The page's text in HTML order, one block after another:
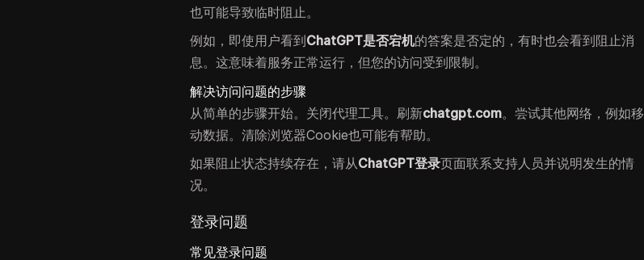
也可能导致临时阻止。
例如，即使用户看到ChatGPT是否宕机的答案是否定的，有时也会看到阻止消
息。这意味着服务正常运行，但您的访问受到限制。
解决访问问题的步骤
从简单的步骤开始。关闭代理工具。刷新chatgpt.com。尝试其他网络，例如移
动数据。清除浏览器Cookie也可能有帮助。
如果阻止状态持续存在，请从ChatGPT登录页面联系支持人员并说明发生的情
况。
登录问题
常见登录问题